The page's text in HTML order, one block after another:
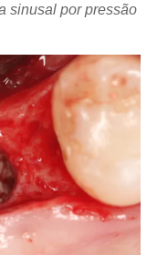
sinusal por pressão